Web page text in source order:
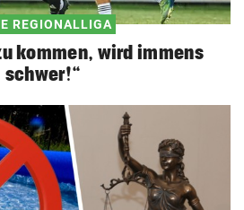
REGIONALLIGA
kommen, wird immens
schwer!“